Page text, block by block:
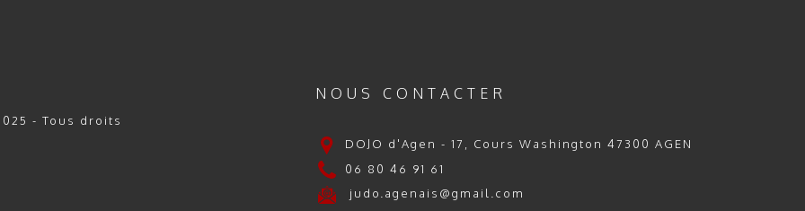
- Tous droits
NOUS CONTACTER
DOJO d'Agen - 17, Cours Washington 47300 AGEN
06 80 46 91 61
judo.agenais@gmail.com